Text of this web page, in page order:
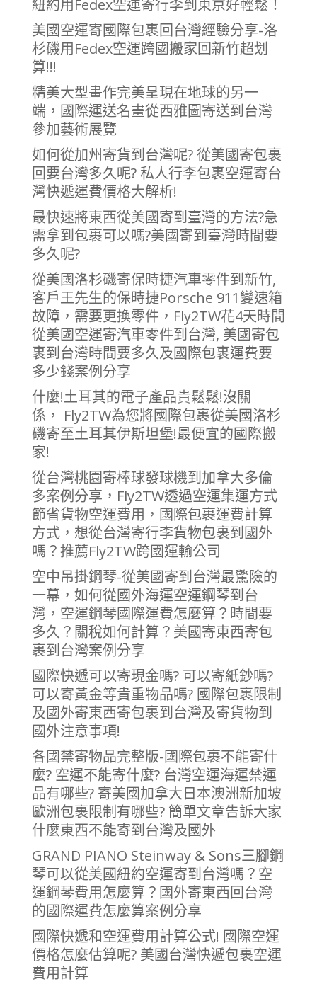
紐約用Fedex空運寄行李到東京好輕鬆！
美國空運寄國際包裹回台灣經驗分享-洛
杉磯用Fedex空運跨國搬家回新竹超划
算!!!
精美大型畫作完美呈現在地球的另一
端，國際運送名畫從西雅圖寄送到台灣
參加藝術展覽
如何從加州寄貨到台灣呢? 從美國寄包裹
回要台灣多久呢? 私人行李包裹空運寄台
灣快遞運費價格大解析!
最快速將東西從美國寄到臺灣的方法?急
需拿到包裹可以嗎?美國寄到臺灣時間要
多久呢?
從美國洛杉磯寄保時捷汽車零件到新竹,
客戶王先生的保時捷Porsche 911變速箱
故障，需要更換零件，Fly2TW花4天時間
從美國空運寄汽車零件到台灣, 美國寄包
裹到台灣時間要多久及國際包裹運費要
多少錢案例分享
什麼!土耳其的電子產品貴鬆鬆!沒關
係， Fly2TW為您將國際包裹從美國洛杉
磯寄至土耳其伊斯坦堡!最便宜的國際搬
家!
從台灣桃園寄棒球發球機到加拿大多倫
多案例分享，Fly2TW透過空運集運方式
節省貨物空運費用，國際包裹運費計算
方式，想從台灣寄行李貨物包裹到國外
嗎？推薦Fly2TW跨國運輸公司
空中吊掛鋼琴-從美國寄到台灣最驚險的
一幕，如何從國外海運空運鋼琴到台
灣，空運鋼琴國際運費怎麼算？時間要
多久？關稅如何計算？美國寄東西寄包
裹到台灣案例分享
國際快遞可以寄現金嗎? 可以寄紙鈔嗎?
可以寄黃金等貴重物品嗎? 國際包裹限制
及國外寄東西寄包裹到台灣及寄貨物到
國外注意事項!
各國禁寄物品完整版-國際包裹不能寄什
麼? 空運不能寄什麼? 台灣空運海運禁運
品有哪些? 寄美國加拿大日本澳洲新加坡
歐洲包裹限制有哪些? 簡單文章告訴大家
什麼東西不能寄到台灣及國外
GRAND PIANO Steinway & Sons三腳鋼
琴可以從美國紐約空運寄到台灣嗎？空
運鋼琴費用怎麼算？國外寄東西回台灣
的國際運費怎麼算案例分享
國際快遞和空運費用計算公式! 國際空運
價格怎麼估算呢? 美國台灣快遞包裹空運
費用計算